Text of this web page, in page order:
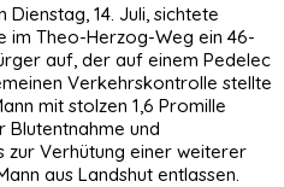
Dienstag, 14. Juli, sichtete
im Theo-Herzog-Weg ein 46-
auf, der auf einem Pedelec
Verkehrskontrolle stellte
mit stolzen 1,6 Promille
Blutentnahme und
zur Verhütung einer weiterer
aus Landshut entlassen.